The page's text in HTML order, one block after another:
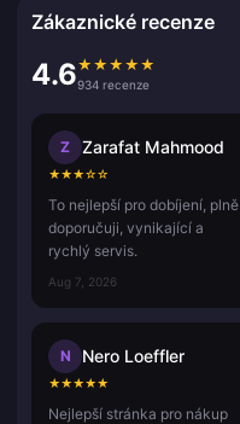
Zákaznické recenze
4.6★ ★ ★ ★ ★
934 recenze
Z Zarafat Mahmood
★★★☆☆
To nejlepší pro dobíjení, plně
doporučuji, vynikající a
rychlý servis.
Aug 7, 2026
N Nero Loeffler
★★★★★
Nejlepší stránka pro nákup